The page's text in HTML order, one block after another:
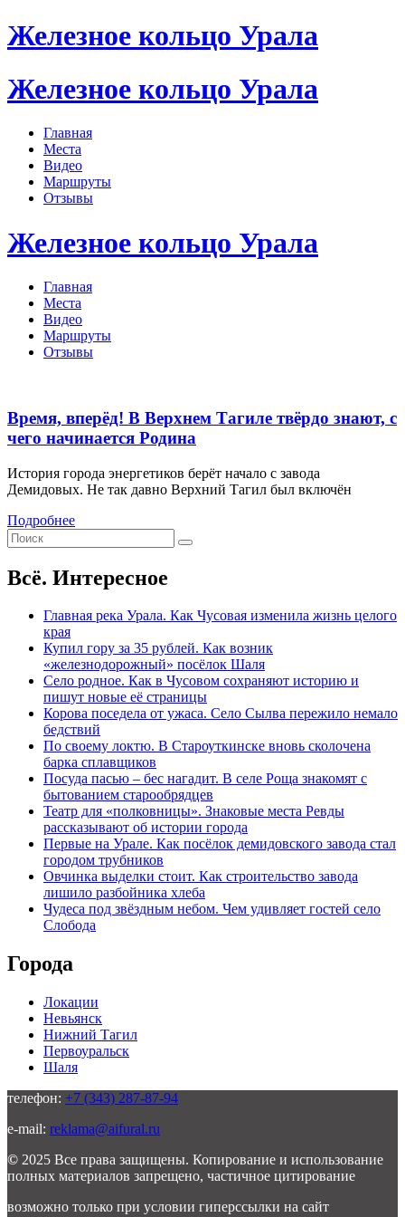
Железное кольцо Урала
Железное кольцо Урала
Главная
Места
Видео
Маршруты
Отзывы
Железное кольцо Урала
Главная
Места
Видео
Маршруты
Отзывы
Время, вперёд! В Верхнем Тагиле твёрдо знают, с
чего начинается Родина
История города энергетиков берёт начало с завода
Демидовых. Не так давно Верхний Тагил был включён
Подробнее
Всё. Интересное
Главная река Урала. Как Чусовая изменила жизнь целого
края
Купил гору за 35 рублей. Как возник
«железнодорожный» посёлок Шаля
Село родное. Как в Чусовом сохраняют историю и
пишут новые её страницы
Корова поседела от ужаса. Село Сылва пережило немало
бедствий
По своему локтю. В Староуткинске вновь сколочена
барка сплавщиков
Посуда пасью – бес нагадит. В селе Роща знакомят с
бытованием старообрядцев
Театр для «полковницы». Знаковые места Ревды
рассказывают об истории города
Первые на Урале. Как посёлок демидовского завода стал
городом трубников
Овчинка выделки стоит. Как строительство завода
лишило разбойника хлеба
Чудеса под звёздным небом. Чем удивляет гостей село
Слобода
Города
Локации
Невьянск
Нижний Тагил
Первоуральск
Шаля
телефон: +7 (343) 287-87-94
e-mail: reklama@aifural.ru
© 2025 Все права защищены. Копирование и использование
полных материалов запрещено, частичное цитирование
возможно только при условии гиперссылки на сайт